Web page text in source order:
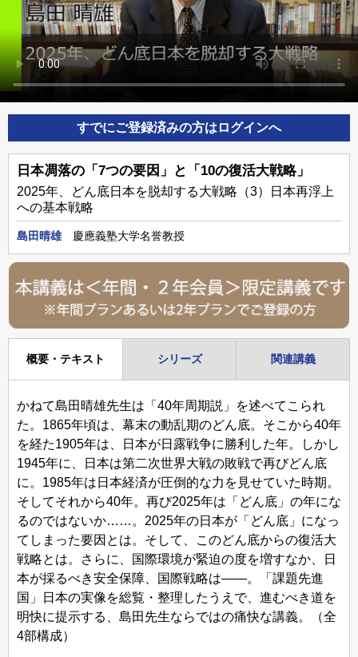
すでにご登録済みの方はログインへ
日本凋落の「7つの要因」と「10の復活大戦略」
2025年、どん底日本を脱却する大戦略（3）日本再浮上
への基本戦略
島田晴雄 慶應義塾大学名誉教授
概要・テキスト シリーズ 関連講義
かねて島田晴雄先生は「40年周期説」を述べてこられ
た。1865年頃は、幕末の動乱期のどん底。そこから40年
を経た1905年は、日本が日露戦争に勝利した年。しかし
1945年に、日本は第二次世界大戦の敗戦で再びどん底
に。1985年は日本経済が圧倒的な力を見せていた時期。
そしてそれから40年。再び2025年は「どん底」の年にな
るのではないか……。2025年の日本が「どん底」になっ
てしまった要因とは。そして、このどん底からの復活大
戦略とは。さらに、国際環境が緊迫の度を増すなか、日
本が採るべき安全保障、国際戦略は――。「課題先進
国」日本の実像を総覧・整理したうえで、進むべき道を
明快に提示する、島田先生ならではの痛快な講義。（全
4部構成）